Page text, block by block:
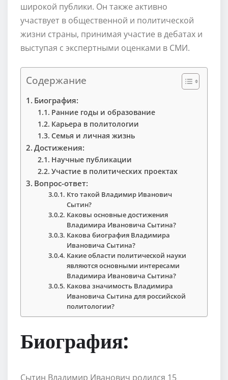
широкой публики. Он также активно
участвует в общественной и политической
жизни страны, принимая участие в дебатах и
выступая с экспертными оценками в СМИ.
Содержание
Биография:
Ранние годы и образование
Карьера в политологии
Семья и личная жизнь
Достижения:
Научные публикации
Участие в политических проектах
Вопрос-ответ:
Кто такой Владимир Иванович
Сытин?
Каковы основные достижения
Владимира Ивановича Сытина?
Какова биография Владимира
Ивановича Сытина?
Какие области политической науки
являются основными интересами
Владимира Ивановича Сытина?
Какова значимость Владимира
Ивановича Сытина для российской
политологии?
Биография:
Сытин Владимир Иванович родился 15